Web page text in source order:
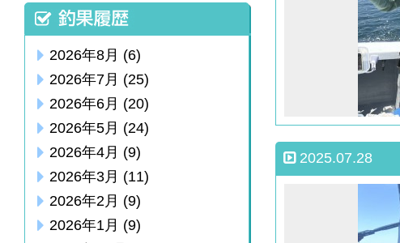
2026年8月 (6)
2026年7月 (25)
2026年6月 (20)
2026年5月 (24)
2026年4月 (9)
2026年3月 (11)
2026年2月 (9)
2026年1月 (9)
2025.07.28